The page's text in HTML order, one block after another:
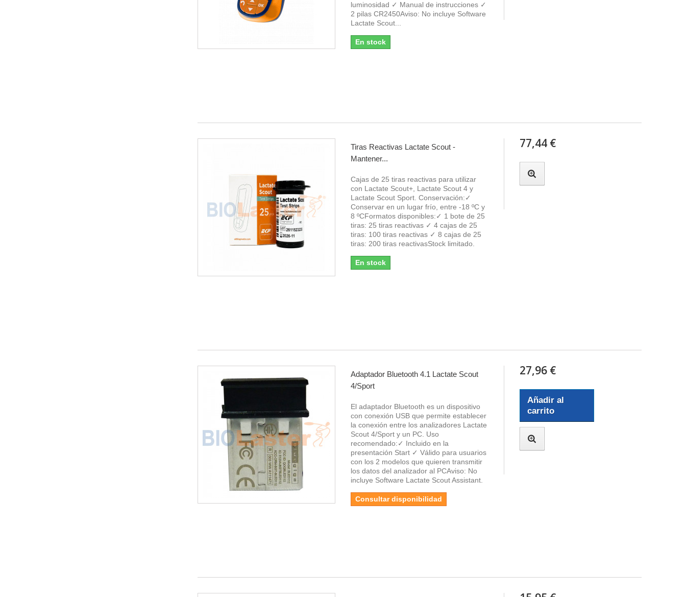
luminosidad ✓ Manual de instrucciones ✓
2 pilas CR2450Aviso: No incluye Software
Lactate Scout...
En stock
Tiras Reactivas Lactate Scout -
Mantener...
Cajas de 25 tiras reactivas para utilizar
con Lactate Scout+, Lactate Scout 4 y
Lactate Scout Sport. Conservación:✓
Conservar en un lugar frío, entre -18 ºC y
8 ºCFormatos disponibles:✓ 1 bote de 25
tiras: 25 tiras reactivas ✓ 4 cajas de 25
tiras: 100 tiras reactivas ✓ 8 cajas de 25
tiras: 200 tiras reactivasStock limitado.
En stock
77,44 €
Adaptador Bluetooth 4.1 Lactate Scout
4/Sport
El adaptador Bluetooth es un dispositivo
con conexión USB que permite establecer
la conexión entre los analizadores Lactate
Scout 4/Sport y un PC. Uso
recomendado:✓ Incluido en la
presentación Start ✓ Válido para usuarios
con los 2 modelos que quieren transmitir
los datos del analizador al PCAviso: No
incluye Software Lactate Scout Assistant.
Consultar disponibilidad
27,96 €
Añadir al
carrito